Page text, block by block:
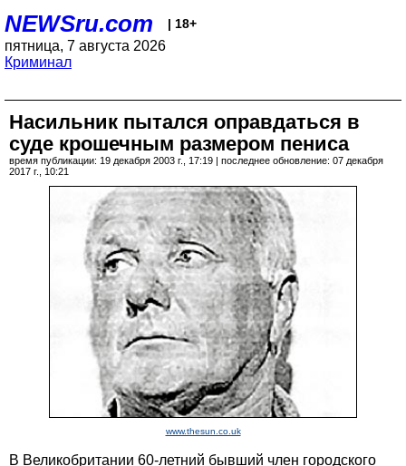
NEWSru.com | 18+
пятница, 7 августа 2026
Криминал
Насильник пытался оправдаться в
суде крошечным размером пениса
время публикации: 19 декабря 2003 г., 17:19 | последнее обновление: 07 декабря
2017 г., 10:21
www.thesun.co.uk
В Великобритании 60-летний бывший член городского